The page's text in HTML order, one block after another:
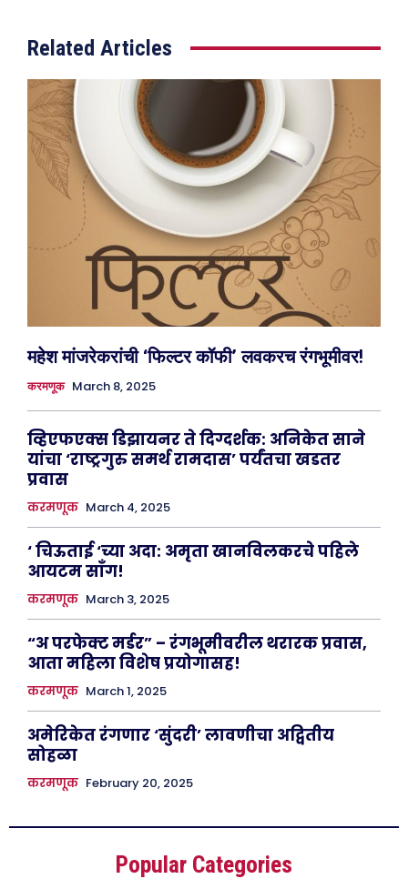
Related Articles
महेश मांजरेकरांची ‘फिल्टर कॉफी’ लवकरच रंगभूमीवर!
करमणूक March 8, 2025
व्हिएफएक्स डिझायनर ते दिग्दर्शक: अनिकेत साने
यांचा ‘राष्ट्रगुरु समर्थ रामदास’ पर्यंतचा खडतर
प्रवास
करमणूक March 4, 2025
‘ चिऊताई ‘च्या अदा: अमृता खानविलकरचे पहिले
आयटम साँग!
करमणूक March 3, 2025
“अ परफेक्ट मर्डर” – रंगभूमीवरील थरारक प्रवास,
आता महिला विशेष प्रयोगासह!
करमणूक March 1, 2025
अमेरिकेत रंगणार ‘सुंदरी’ लावणीचा अद्वितीय
सोहळा
करमणूक February 20, 2025
Popular Categories